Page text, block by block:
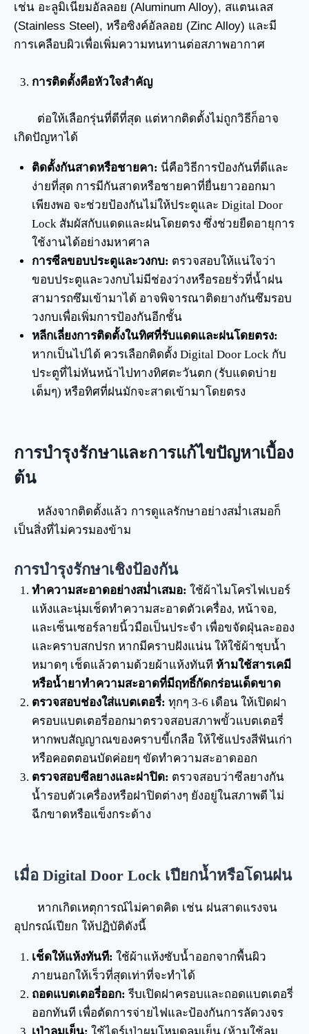
เช่น อะลูมิเนียมอัลลอย (Aluminum Alloy), สแตนเลส
(Stainless Steel), หรือซิงค์อัลลอย (Zinc Alloy) และมี
การเคลือบผิวเพื่อเพิ่มความทนทานต่อสภาพอากาศ
การติดตั้งคือหัวใจสำคัญ
ต่อให้เลือกรุ่นที่ดีที่สุด แต่หากติดตั้งไม่ถูกวิธีก็อาจ
เกิดปัญหาได้
ติดตั้งกันสาดหรือชายคา: นี่คือวิธีการป้องกันที่ดีและ
ง่ายที่สุด การมีกันสาดหรือชายคาที่ยื่นยาวออกมา
เพียงพอ จะช่วยป้องกันไม่ให้ประตูและ Digital Door
Lock สัมผัสกับแดดและฝนโดยตรง ซึ่งช่วยยืดอายุการ
ใช้งานได้อย่างมหาศาล
การซีลขอบประตูและวงกบ: ตรวจสอบให้แน่ใจว่า
ขอบประตูและวงกบไม่มีช่องว่างหรือรอยรั่วที่น้ำฝน
สามารถซึมเข้ามาได้ อาจพิจารณาติดยางกันซึมรอบ
วงกบเพื่อเพิ่มการป้องกันอีกชั้น
หลีกเลี่ยงการติดตั้งในทิศที่รับแดดและฝนโดยตรง:
หากเป็นไปได้ ควรเลือกติดตั้ง Digital Door Lock กับ
ประตูที่ไม่หันหน้าไปทางทิศตะวันตก (รับแดดบ่าย
เต็มๆ) หรือทิศที่ฝนมักจะสาดเข้ามาโดยตรง
การบำรุงรักษาและการแก้ไขปัญหาเบื้อง
ต้น
หลังจากติดตั้งแล้ว การดูแลรักษาอย่างสม่ำเสมอก็
เป็นสิ่งที่ไม่ควรมองข้าม
การบำรุงรักษาเชิงป้องกัน
ทำความสะอาดอย่างสม่ำเสมอ: ใช้ผ้าไมโครไฟเบอร์
แห้งและนุ่มเช็ดทำความสะอาดตัวเครื่อง, หน้าจอ,
และเซ็นเซอร์ลายนิ้วมือเป็นประจำ เพื่อขจัดฝุ่นละออง
และคราบสกปรก หากมีคราบฝังแน่น ให้ใช้ผ้าชุบน้ำ
หมาดๆ เช็ดแล้วตามด้วยผ้าแห้งทันที ห้ามใช้สารเคมี
หรือน้ำยาทำความสะอาดที่มีฤทธิ์กัดกร่อนเด็ดขาด
ตรวจสอบช่องใส่แบตเตอรี่: ทุกๆ 3-6 เดือน ให้เปิดฝา
ครอบแบตเตอรี่ออกมาตรวจสอบสภาพขั้วแบตเตอรี่
หากพบสัญญาณของคราบขี้เกลือ ให้ใช้แปรงสีฟันเก่า
หรือคอตตอนบัดค่อยๆ ขัดทำความสะอาดออก
ตรวจสอบซีลยางและฝาปิด: ตรวจสอบว่าซีลยางกัน
น้ำรอบตัวเครื่องหรือฝาปิดต่างๆ ยังอยู่ในสภาพดี ไม่
ฉีกขาดหรือแข็งกระด้าง
เมื่อ Digital Door Lock เปียกน้ำหรือโดนฝน
หากเกิดเหตุการณ์ไม่คาดคิด เช่น ฝนสาดแรงจน
อุปกรณ์เปียก ให้ปฏิบัติดังนี้
เช็ดให้แห้งทันที: ใช้ผ้าแห้งซับน้ำออกจากพื้นผิว
ภายนอกให้เร็วที่สุดเท่าที่จะทำได้
ถอดแบตเตอรี่ออก: รีบเปิดฝาครอบและถอดแบตเตอรี่
ออกทันที เพื่อตัดการจ่ายไฟและป้องกันการลัดวงจร
เป่าลมเย็น: ใช้ไดร์เป่าผมโหมดลมเย็น (ห้ามใช้ลม